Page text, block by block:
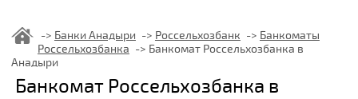
курс от
Выберите
действие
Банки Анадыри Россельхозбанк
Банкоматы
Россельхозбанка
Банкомат Россельхозбанка в
Анадыри
Банкомат Россельхозбанка в